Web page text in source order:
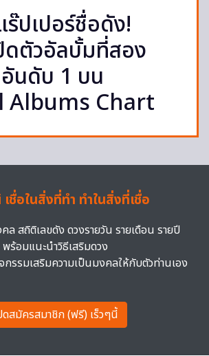
ร๊ปเปอร์ชื่อดัง!
ดตัวอัลบั้มที่สอง
นดับ 1 บน
Albums Chart
ชื่อในสิ่งที่ทำ ทำในสิ่งที่เชื่อ
ล สถิติเลขดัง ดวงรายวัน รายเดือน รายปี
พร้อมแนะนำวิธีเสริมดวง
กรรมเสริมความเป็นมงคลให้กับตัวท่านเอง
ดสมัครสมาชิก (ฟรี) เร็วๆนี้